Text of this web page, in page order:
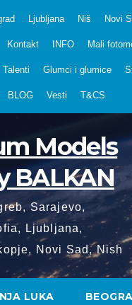
Ljubljana Niš Novi
Kontakt INFO Mali
Talenti Glumci i glumice
BLOG Vesti T&CS
Models
BALKAN
Sarajevo,
Ljubljana,
Novi Sad, Nish
LUKA